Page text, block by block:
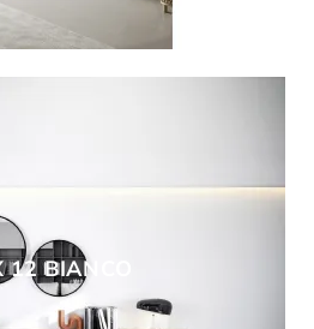
12 BIANCO